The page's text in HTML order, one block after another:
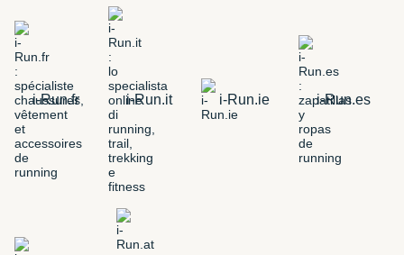
i-Run.fr i-Run.it i-Run.ie i-Run.es